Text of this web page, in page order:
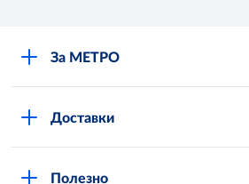
За МЕТРО
Доставки
Полезно